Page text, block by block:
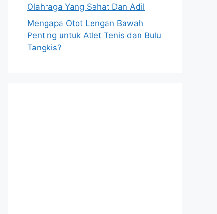
Olahraga Yang Sehat Dan Adil
Mengapa Otot Lengan Bawah
Penting untuk Atlet Tenis dan Bulu
Tangkis?